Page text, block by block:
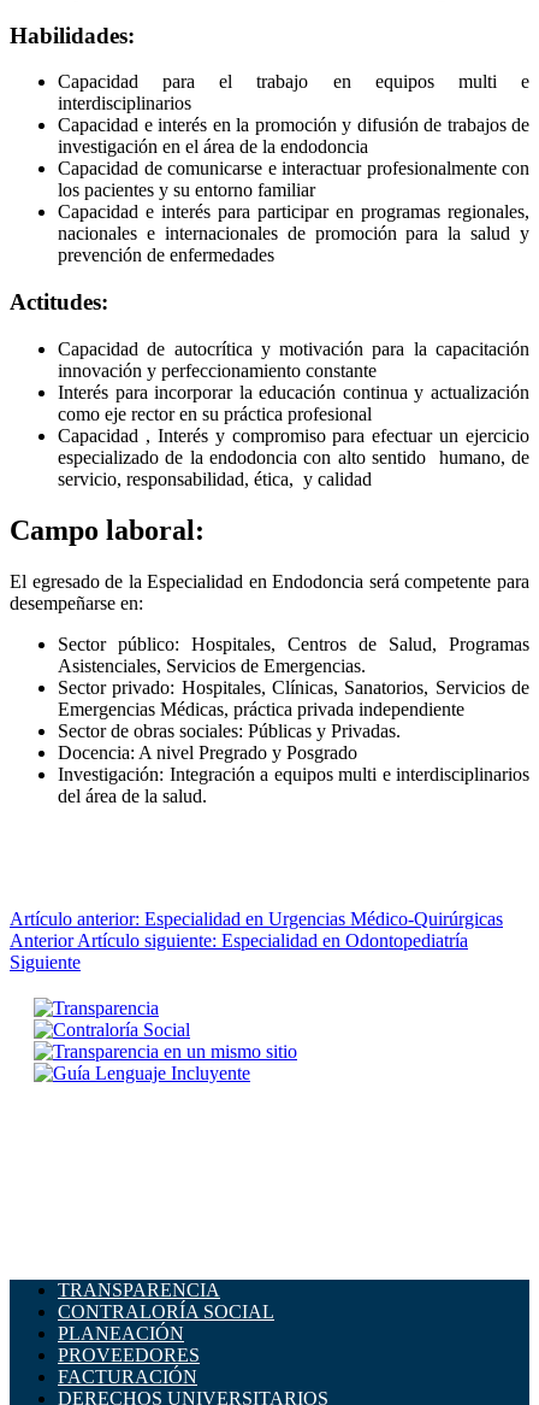
Habilidades:
Capacidad para el trabajo en equipos multi e
interdisciplinarios
Capacidad e interés en la promoción y difusión de trabajos de
investigación en el área de la endodoncia
Capacidad de comunicarse e interactuar profesionalmente con
los pacientes y su entorno familiar
Capacidad e interés para participar en programas regionales,
nacionales e internacionales de promoción para la salud y
prevención de enfermedades
Actitudes:
Capacidad de autocrítica y motivación para la capacitación
innovación y perfeccionamiento constante
Interés para incorporar la educación continua y actualización
como eje rector en su práctica profesional
Capacidad , Interés y compromiso para efectuar un ejercicio
especializado de la endodoncia con alto sentido humano, de
servicio, responsabilidad, ética, y calidad
Campo laboral:
El egresado de la Especialidad en Endodoncia será competente para
desempeñarse en:
Sector público: Hospitales, Centros de Salud, Programas
Asistenciales, Servicios de Emergencias.
Sector privado: Hospitales, Clínicas, Sanatorios, Servicios de
Emergencias Médicas, práctica privada independiente
Sector de obras sociales: Públicas y Privadas.
Docencia: A nivel Pregrado y Posgrado
Investigación: Integración a equipos multi e interdisciplinarios
del área de la salud.
Artículo anterior: Especialidad en Urgencias Médico-Quirúrgicas
Anterior Artículo siguiente: Especialidad en Odontopediatría
Siguiente
TRANSPARENCIA
CONTRALORÍA SOCIAL
PLANEACIÓN
PROVEEDORES
FACTURACIÓN
DERECHOS UNIVERSITARIOS